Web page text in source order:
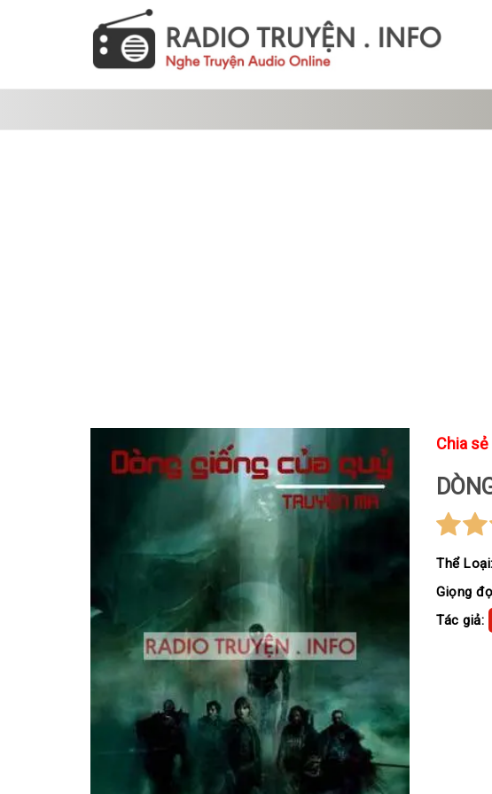
Chia sẻ
Thể Loại:
Giọng
Tác giả: